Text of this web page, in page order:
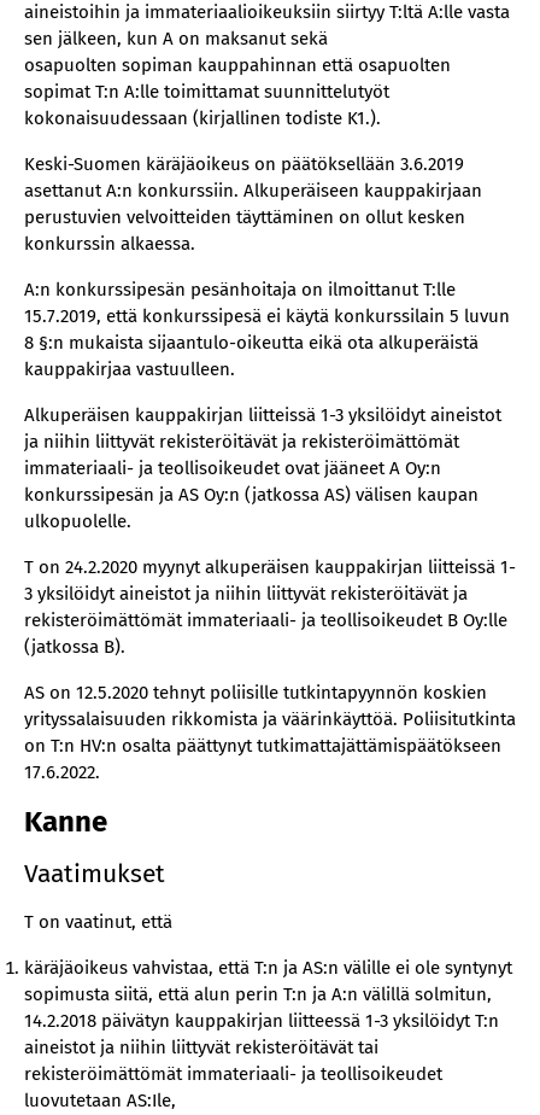
aineistoihin ja immateriaalioikeuksiin siirtyy T:ltä A:lle vasta
sen jälkeen, kun A on maksanut sekä
osapuolten sopiman kauppahinnan että osapuolten
sopimat T:n A:lle toimittamat suunnittelutyöt
kokonaisuudessaan (kirjallinen todiste K1.).
Keski-Suomen käräjäoikeus on päätöksellään 3.6.2019
asettanut A:n konkurssiin. Alkuperäiseen kauppakirjaan
perustuvien velvoitteiden täyttäminen on ollut kesken
konkurssin alkaessa.
A:n konkurssipesän pesänhoitaja on ilmoittanut T:lle
15.7.2019, että konkurssipesä ei käytä konkurssilain 5 luvun
8 §:n mukaista sijaantulo-oikeutta eikä ota alkuperäistä
kauppakirjaa vastuulleen.
Alkuperäisen kauppakirjan liitteissä 1-3 yksilöidyt aineistot
ja niihin liittyvät rekisteröitävät ja rekisteröimättömät
immateriaali- ja teollisoikeudet ovat jääneet A Oy:n
konkurssipesän ja AS Oy:n (jatkossa AS) välisen kaupan
ulkopuolelle.
T on 24.2.2020 myynyt alkuperäisen kauppakirjan liitteissä 1-
3 yksilöidyt aineistot ja niihin liittyvät rekisteröitävät ja
rekisteröimättömät immateriaali- ja teollisoikeudet B Oy:lle
(jatkossa B).
AS on 12.5.2020 tehnyt poliisille tutkintapyynnön koskien
yrityssalaisuuden rikkomista ja väärinkäyttöä. Poliisitutkinta
on T:n HV:n osalta päättynyt tutkimattajättämispäätökseen
17.6.2022.
Kanne
Vaatimukset
T on vaatinut, että
käräjäoikeus vahvistaa, että T:n ja AS:n välille ei ole syntynyt
sopimusta siitä, että alun perin T:n ja A:n välillä solmitun,
14.2.2018 päivätyn kauppakirjan liitteessä 1-3 yksilöidyt T:n
aineistot ja niihin liittyvät rekisteröitävät tai
rekisteröimättömät immateriaali- ja teollisoikeudet
luovutetaan AS:Ile,